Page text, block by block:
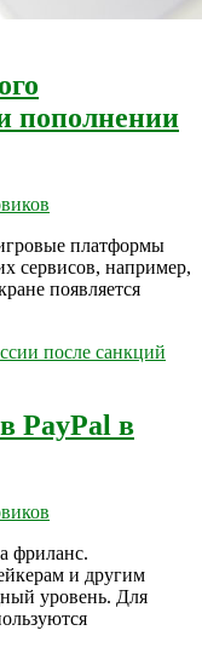
пополнении
платформы
сервисов, например,
появляется
PayPal в
фриланс.
и другим
уровень. Для